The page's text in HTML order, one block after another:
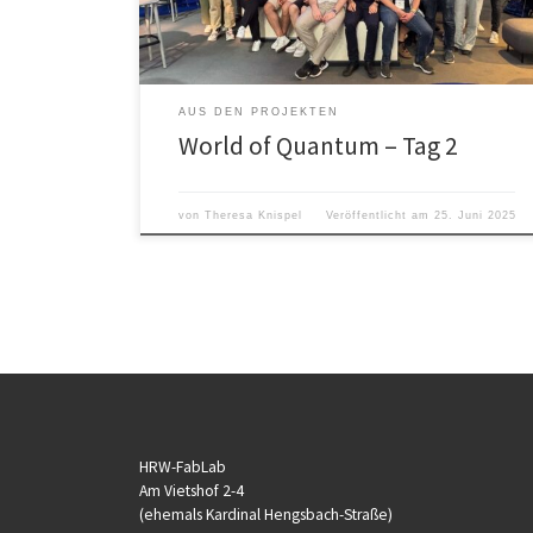
es kaum Zeit zum durchatmen, da unser […]
AUS DEN PROJEKTEN
World of Quantum – Tag 2
vonTheresa Knispel Veröffentlicht am 25. Juni 2025
HRW-FabLab
Am Vietshof 2-4
(ehemals Kardinal Hengsbach-Straße)